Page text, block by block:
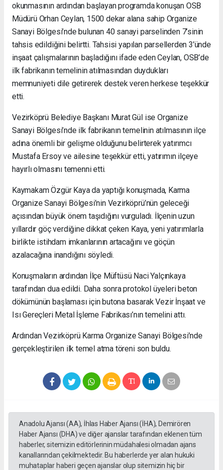
okunmasının ardından başlayan programda konuşan OSB
Müdürü Orhan Ceylan, 1500 dekar alana sahip Organize
Sanayi Bölgesi’nde bulunan 40 sanayi parselinden 7’sinin
tahsis edildiğini belirtti. Tahsisi yapılan parsellerden 3’ünde
inşaat çalışmalarının başladığını ifade eden Ceylan, OSB’de
ilk fabrikanın temelinin atılmasından duydukları
memnuniyeti dile getirerek destek veren herkese teşekkür
etti.
Vezirköprü Belediye Başkanı Murat Gül ise Organize
Sanayi Bölgesi’nde ilk fabrikanın temelinin atılmasının ilçe
adına önemli bir gelişme olduğunu belirterek yatırımcı
Mustafa Ersoy ve ailesine teşekkür etti, yatırımın ilçeye
hayırlı olmasını temenni etti.
Kaymakam Özgür Kaya da yaptığı konuşmada, Karma
Organize Sanayi Bölgesi’nin Vezirköprü’nün geleceği
açısından büyük önem taşıdığını vurguladı. İlçenin uzun
yıllardır göç verdiğine dikkat çeken Kaya, yeni yatırımlarla
birlikte istihdam imkanlarının artacağını ve göçün
azalacağına inandığını söyledi.
Konuşmaların ardından İlçe Müftüsü Naci Yalçınkaya
tarafından dua edildi. Daha sonra protokol üyeleri beton
dökümünün başlaması için butona basarak Vezir İnşaat ve
Isı Gereçleri Metal İşleme Fabrikası’nın temelini attı.
Ardından Vezirköprü Karma Organize Sanayi Bölgesi’nde
gerçekleştirilen ilk temel atma töreni son buldu.
Anadolu Ajansı (AA), İhlas Haber Ajansı (İHA), Demirören
Haber Ajansı (DHA) ve diğer ajanslar tarafından eklenen tüm
haberler, sitemizin editörlerinin müdahalesi olmadan ajans
kanallarından çekilmektedir. Bu haberlerde yer alan hukuki
muhataplar haberi geçen ajanslar olup sitemizin hiç bir